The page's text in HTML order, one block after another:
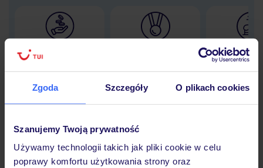
Zgoda Szczegóły O plikach cookies
Szanujemy Twoją prywatność
Używamy technologii takich jak pliki cookie w celu
poprawy komfortu użytkowania strony oraz
30 lat w
Hotel